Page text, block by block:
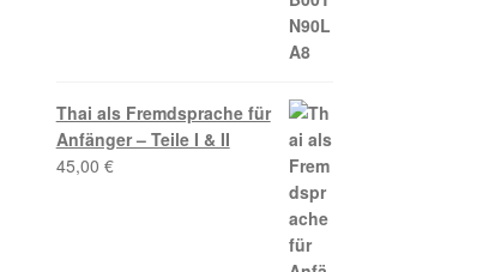
Thai als Fremdsprache für
Anfänger – Teile I & II
45,00 €